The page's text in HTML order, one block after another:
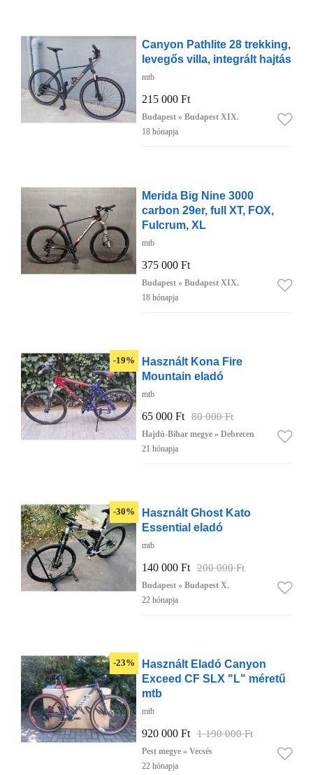
Canyon Pathlite 28 trekking,
levegős villa, integrált hajtás
mtb
215 000 Ft
Budapest » Budapest XIX.
18 hónapja
Merida Big Nine 3000
carbon 29er, full XT, FOX,
Fulcrum, XL
mtb
375 000 Ft
Budapest » Budapest XIX.
18 hónapja
-19%
Használt Kona Fire
Mountain eladó
mtb
65 000 Ft 80 000 Ft
Hajdú-Bihar megye » Debrecen
21 hónapja
-30%
Használt Ghost Kato
Essential eladó
mtb
140 000 Ft 200 000 Ft
Budapest » Budapest X.
22 hónapja
-23%
Használt Eladó Canyon
Exceed CF SLX "L" méretű
mtb
mtb
920 000 Ft 1 190 000 Ft
Pest megye » Vecsés
22 hónapja